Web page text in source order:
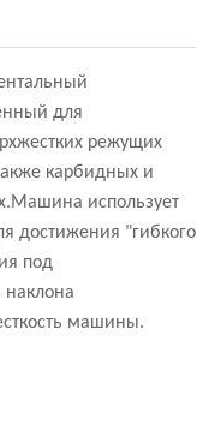
для
режущих
карбидных и
использует
достижения "гибкого
под
наклона
машины.